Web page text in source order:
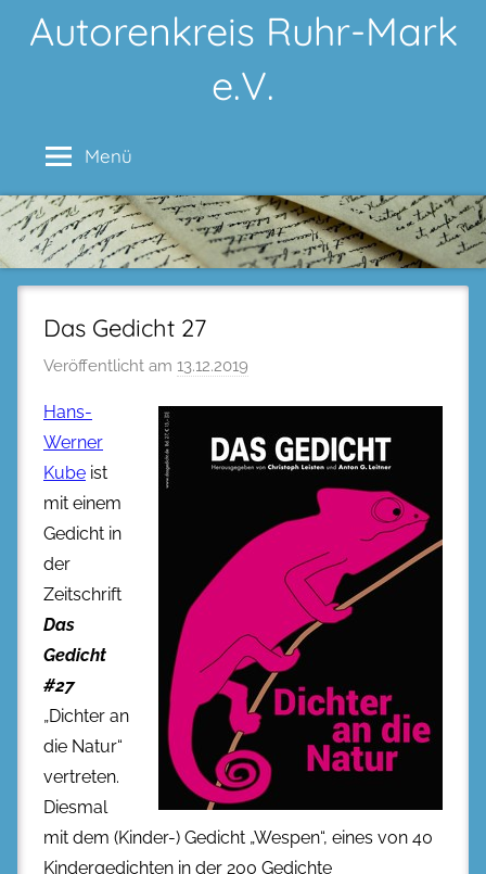
InhaltAutorenkreis Ruhr-Mark
e.V.
Menü
Das Gedicht 27
Veröffentlicht am 13.12.2019
Hans-
Werner
Kube ist
mit einem
Gedicht in
der
Zeitschrift
Das
Gedicht
#27
„Dichter an
die Natur“
vertreten.
Diesmal
mit dem (Kinder-) Gedicht „Wespen“, eines von 40
Kindergedichten in der 200 Gedichte